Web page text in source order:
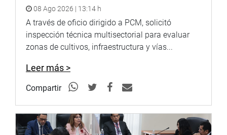
08 Ago 2026 | 13:14 h
A través de oficio dirigido a PCM, solicitó
inspección técnica multisectorial para evaluar
zonas de cultivos, infraestructura y vías...
Leer más >
Compartir